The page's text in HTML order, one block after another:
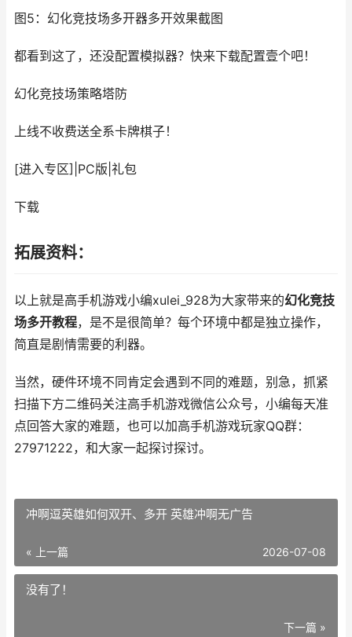
图5：幻化竞技场多开器多开效果截图
都看到这了，还没配置模拟器？快来下载配置壹个吧！
幻化竞技场策略塔防
上线不收费送全系卡牌棋子！
[进入专区] PC版 礼包
下载
拓展资料：
以上就是高手机游戏小编xulei_928为大家带来的幻化竞技
场多开教程，是不是很简单？每个环境中都是独立操作，
简直是剧情需要的利器。
当然，硬件环境不同肯定会遇到不同的难题，别急，抓紧
扫描下方二维码关注高手机游戏微信公众号，小编每天准
点回答大家的难题，也可以加高手机游戏玩家QQ群：
27971222，和大家一起探讨探讨。
冲啊逗英雄如何双开、多开 英雄冲啊无广告
« 上一篇 2026-07-08
没有了！
下一篇 »